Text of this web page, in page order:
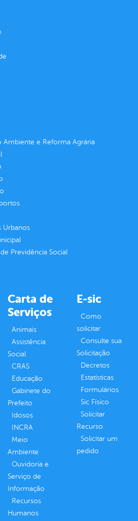
Ambiente e Reforma Agrária
Urbanos
Previdência Social
Carta de
Serviços
Animais
Assistência
Social
CRAS
Educação
Gabinete do
Prefeito
Idosos
INCRA
Meio
Ambiente
Ouvidoria e
Serviço de
Informação
Recursos
Humanos
E-sic
Como
solicitar
Consulte sua
Solicitação
Decretos
Estatísticas
Formulários
Sic Físico
Solicitar
Recurso
Solicitar um
pedido